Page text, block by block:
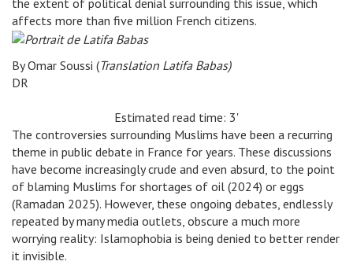
the extent of political denial surrounding this issue, which
affects more than five million French citizens.
ByOmar Soussi (Translation Latifa Babas)
DR
Estimated read time: 3'
The controversies surrounding Muslims have been a recurring
theme in public debate in France for years. These discussions
have become increasingly crude and even absurd, to the point
of blaming Muslims for shortages of oil (2024) or eggs
(Ramadan 2025). However, these ongoing debates, endlessly
repeated by many media outlets, obscure a much more
worrying reality: Islamophobia is being denied to better render
it invisible.